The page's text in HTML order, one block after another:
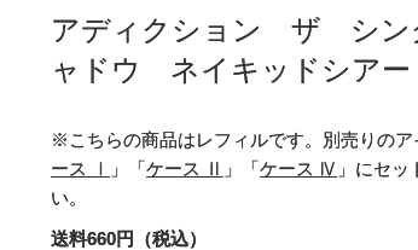
アディクション ザ シ
ャドウ ネイキッドシアー
※こちらの商品はレフィルです。別売りの
ース Ⅰ
」「ケース Ⅱ 」「ケース Ⅳ 」にセ
い。
送料660円（税込）